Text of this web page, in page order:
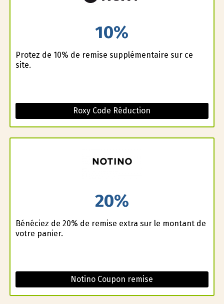
10%
Profitez de 10% de remise supplémentaire sur ce
site.
Roxy Code Réduction
20%
Bénéficiez de 20% de remise extra sur le montant de
votre panier.
Notino Coupon remise